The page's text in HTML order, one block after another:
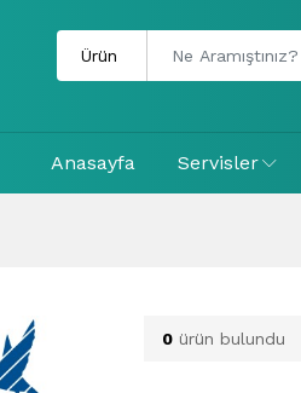
Anasayfa Servisler
0 ürün bulundu